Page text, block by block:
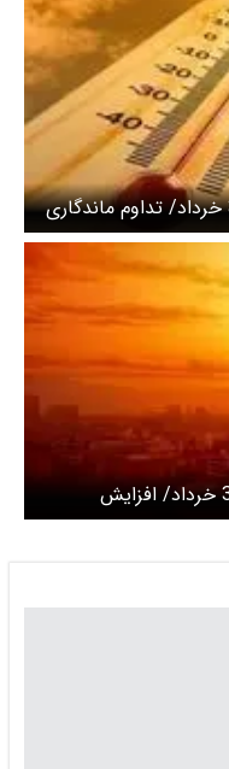
پیش بینی هوای تهران فردا شنبه 30 خرداد/ تداوم ماندگاری
پیش بینی هوای اردبیل فردا شنبه 30 خرداد/ افزایش